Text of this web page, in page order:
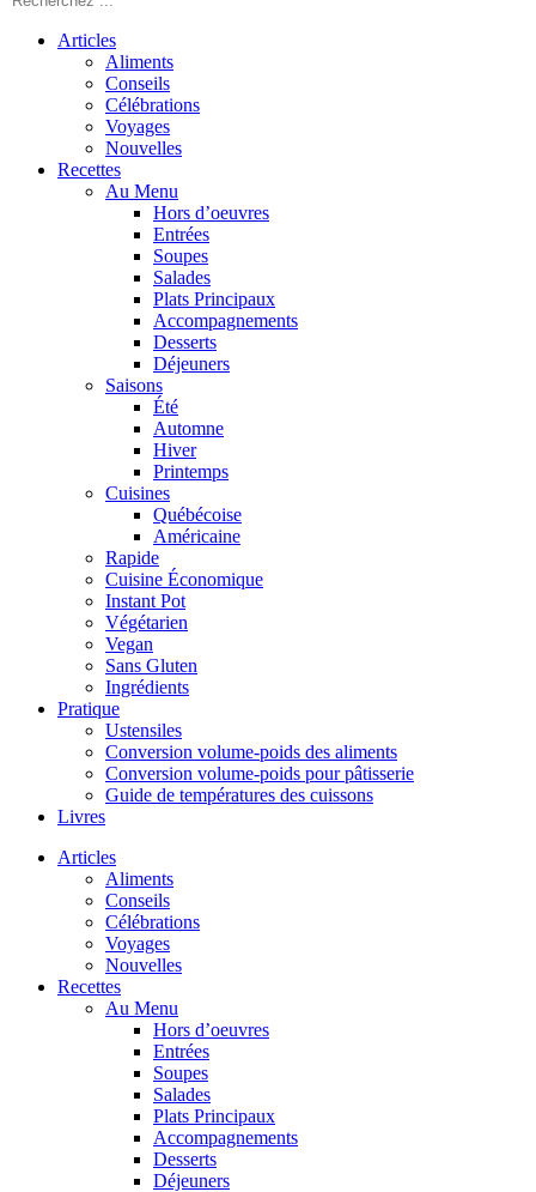
Articles
Aliments
Conseils
Célébrations
Voyages
Nouvelles
Recettes
Au Menu
Hors d’oeuvres
Entrées
Soupes
Salades
Plats Principaux
Accompagnements
Desserts
Déjeuners
Saisons
Été
Automne
Hiver
Printemps
Cuisines
Québécoise
Américaine
Rapide
Cuisine Économique
Instant Pot
Végétarien
Vegan
Sans Gluten
Ingrédients
Pratique
Ustensiles
Conversion volume-poids des aliments
Conversion volume-poids pour pâtisserie
Guide de températures des cuissons
Livres
Articles
Aliments
Conseils
Célébrations
Voyages
Nouvelles
Recettes
Au Menu
Hors d’oeuvres
Entrées
Soupes
Salades
Plats Principaux
Accompagnements
Desserts
Déjeuners